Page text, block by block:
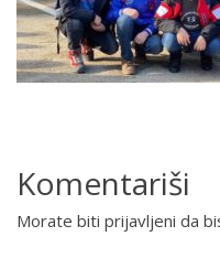
Komentariši
Morate biti prijavljeni da